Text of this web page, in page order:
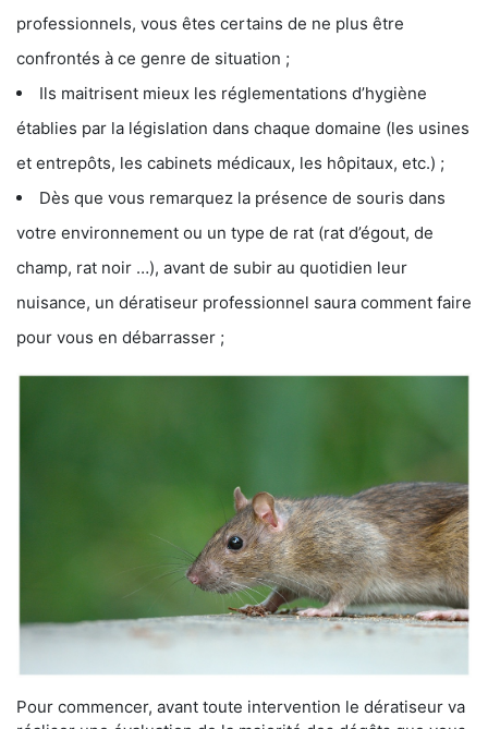
professionnels, vous êtes certains de ne plus être
confrontés à ce genre de situation ;
Ils maitrisent mieux les réglementations d’hygiène
établies par la législation dans chaque domaine (les usines
et entrepôts, les cabinets médicaux, les hôpitaux, etc.) ;
Dès que vous remarquez la présence de souris dans
votre environnement ou un type de rat (rat d’égout, de
champ, rat noir …), avant de subir au quotidien leur
nuisance, un dératiseur professionnel saura comment faire
pour vous en débarrasser ;
Pour commencer, avant toute intervention le dératiseur va